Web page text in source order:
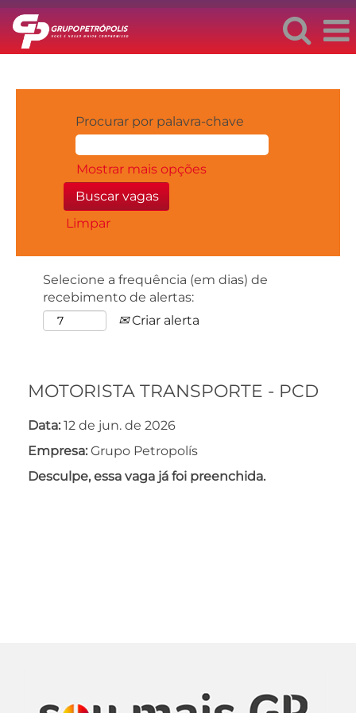
Procurar por palavra-chave
Mostrar mais opções
Limpar
Selecione a frequência (em dias) de
recebimento de alertas:
Criar alerta
MOTORISTA TRANSPORTE - PCD
Data: 12 de jun. de 2026
Empresa: Grupo Petropolís
Desculpe, essa vaga já foi preenchida.